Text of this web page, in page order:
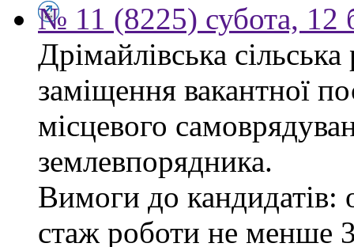
№ 11 (8225) субота, 12
Дрімайлівська
заміщення вакантної
місцевого
землевпорядника.
Вимоги до кандидатів:
стаж роботи не менше